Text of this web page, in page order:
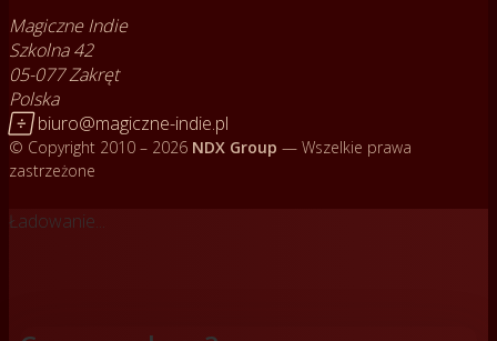
Magiczne Indie
Szkolna 42
05-077 Zakręt
Polska
 biuro@magiczne-indie.pl
© Copyright 2010 – 2026 NDX Group — Wszelkie prawa
zastrzeżone
Ładowanie...